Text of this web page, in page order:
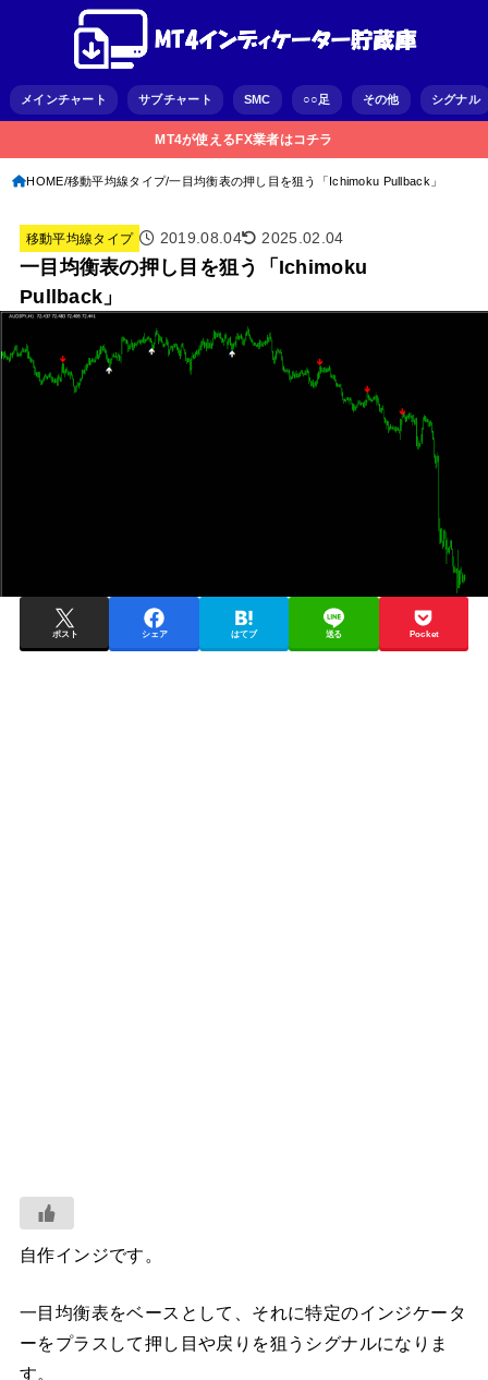
メインチャート サブチャート SMC ○○足 その他 シグナル
MT4が使えるFX業者はコチラ
HOME 移動平均線タイプ 一目均衡表の押し目を狙う「Ichimoku Pullback」
移動平均線タイプ 2019.08.04 2025.02.04
一目均衡表の押し目を狙う「Ichimoku
Pullback」
ポスト シェア はてブ 送る Pocket
自作インジです。
一目均衡表をベースとして、それに特定のインジケータ
ーをプラスして押し目や戻りを狙うシグナルになりま
す。